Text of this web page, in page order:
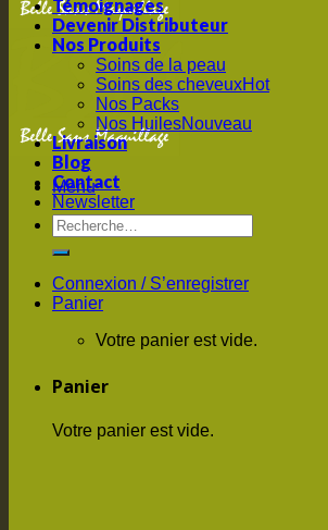
Menu
Connexion / S’enregistrer
Panier
Votre panier est vide.
Panier
Votre panier est vide.
Témoignages
Devenir Distributeur
Nos Produits
Soins de la peau
Soins des cheveux
Nos Packs
Nos Huiles
Livraison
Blog
Contact
Newsletter